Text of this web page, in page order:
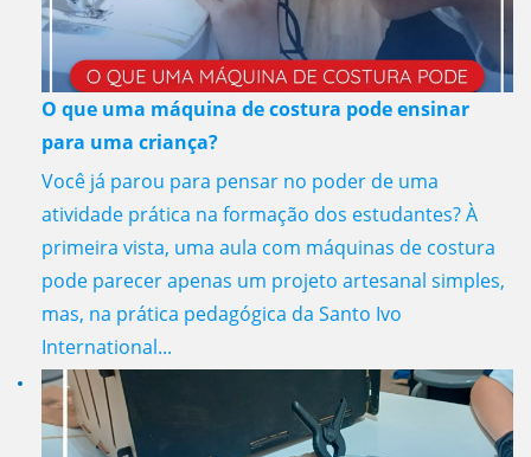
O que uma máquina de costura pode ensinar
para uma criança?
Você já parou para pensar no poder de uma
atividade prática na formação dos estudantes? À
primeira vista, uma aula com máquinas de costura
pode parecer apenas um projeto artesanal simples,
mas, na prática pedagógica da Santo Ivo
International...